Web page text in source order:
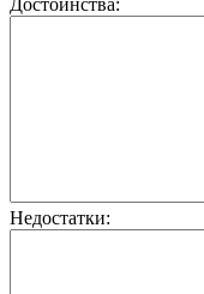
Недостатки: